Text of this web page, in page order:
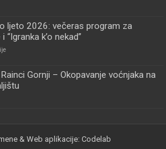
ljeto 2026: večeras program za
“Igranka k’o nekad”
Gornji – Okopavanje voćnjaka na
& Web aplikacije: Codelab